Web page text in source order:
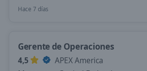
Hace 7 días
Gerente de Operaciones
4,5
APEX America